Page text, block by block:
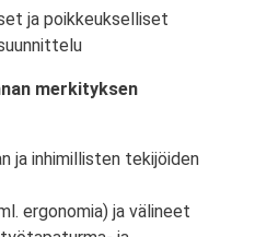
ja poikkeukselliset
merkityksen
ja inhimillisten tekijöiden
ergonomia) ja välineet